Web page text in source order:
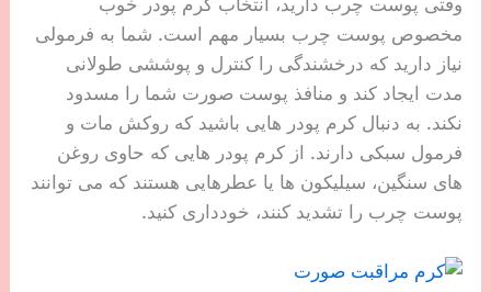
مخصوص پوست چرب بسیار مهم است. شما به فرمولی
نیاز دارید که درخشندگی را کنترل و پوششی طولانی
مدت ایجاد کند و منافذ پوست صورت شما را مسدود
نکند. به دنبال کرم پودر هایی باشید که روکش مات و
فرمول سبکی دارند. از کرم پودر هایی که حاوی روغن
های سنگین، سیلیکون ها یا عطرهایی هستند که می توانند
پوست چرب را تشدید کنند، خودداری کنید.